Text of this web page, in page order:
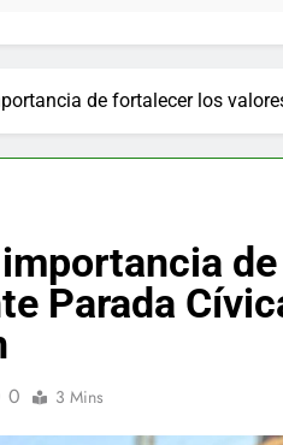
de fortalecer los
Parada
0 3 Mins